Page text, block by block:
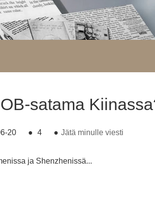
satama
20 ● 4 ● Jätä minulle viesti
ja Shenzhenissä...